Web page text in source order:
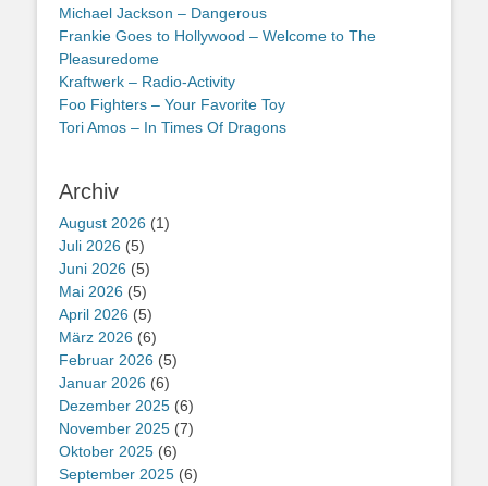
Michael Jackson – Dangerous
Frankie Goes to Hollywood – Welcome to The
Pleasuredome
Kraftwerk – Radio-Activity
Foo Fighters – Your Favorite Toy
Tori Amos – In Times Of Dragons
Archiv
August 2026 (1)
Juli 2026 (5)
Juni 2026 (5)
Mai 2026 (5)
April 2026 (5)
März 2026 (6)
Februar 2026 (5)
Januar 2026 (6)
Dezember 2025 (6)
November 2025 (7)
Oktober 2025 (6)
September 2025 (6)